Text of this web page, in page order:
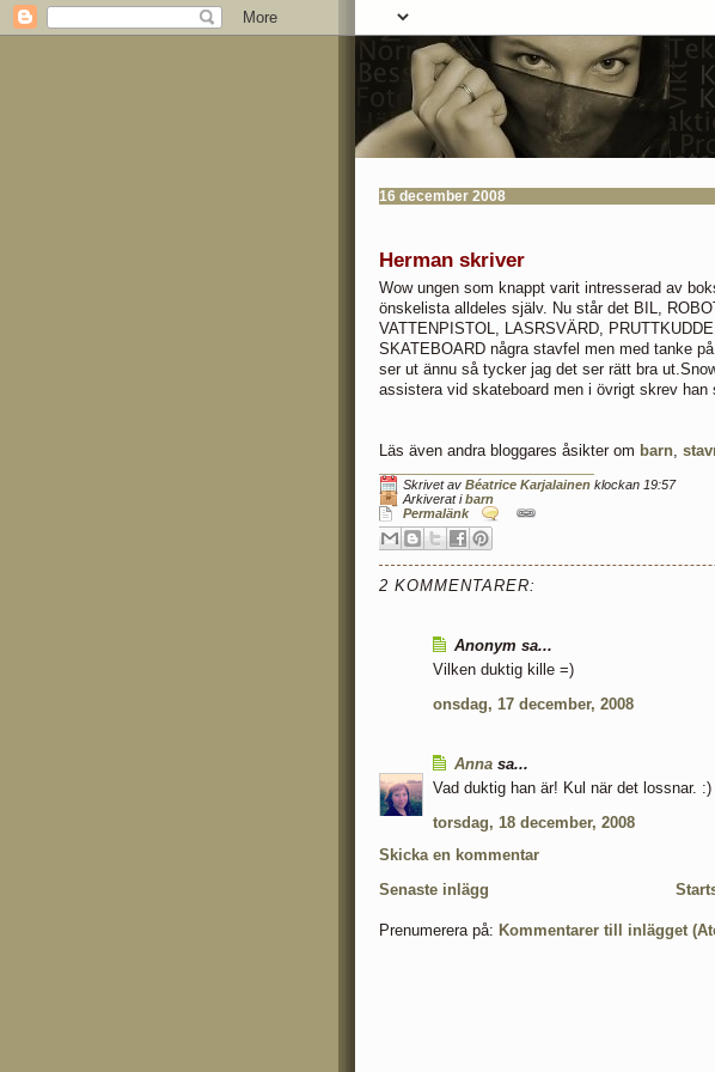
16 december 2008
Herman skriver
Wow ungen som knappt varit intresserad av
önskelista alldeles själv. Nu står det BIL,
VATTENPISTOL, LASRSVÄRD,
SKATEBOARD några stavfel men med tanke
ser ut ännu så tycker jag det ser rätt bra
assistera vid skateboard men i övrigt skrev han
Läs även andra bloggares åsikter om barn,
Skrivet av Béatrice Karjalainen klockan 19:57
Arkiverat ibarn
Permalänk
2 KOMMENTARER:
Anonym sa...
Vilken duktig kille =)
onsdag, 17 december, 2008
Anna sa...
Vad duktig han är! Kul när det lossnar. :)
torsdag, 18 december, 2008
Skicka en kommentar
Senaste inlägg
Prenumerera på: Kommentarer till inlägget